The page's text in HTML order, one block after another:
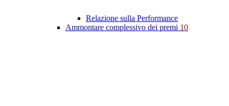
Relazione sulla Performance
Ammontare complessivo dei premi 10